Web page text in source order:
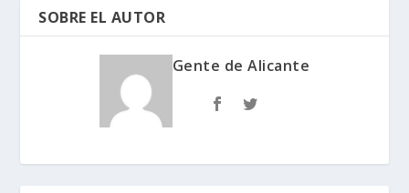
SOBRE EL AUTOR
Gente de Alicante